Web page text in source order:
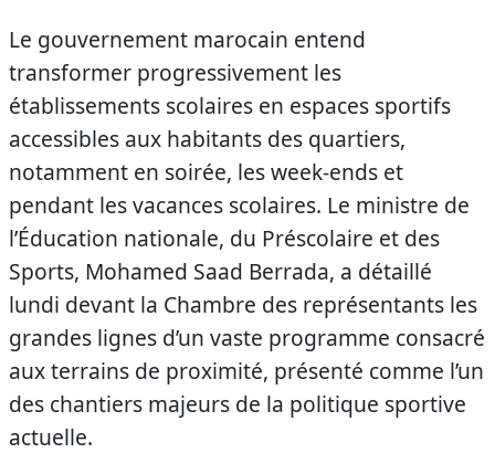
Le gouvernement marocain entend
transformer progressivement les
établissements scolaires en espaces sportifs
accessibles aux habitants des quartiers,
notamment en soirée, les week-ends et
pendant les vacances scolaires. Le ministre de
l’Éducation nationale, du Préscolaire et des
Sports, Mohamed Saad Berrada, a détaillé
lundi devant la Chambre des représentants les
grandes lignes d’un vaste programme consacré
aux terrains de proximité, présenté comme l’un
des chantiers majeurs de la politique sportive
actuelle.